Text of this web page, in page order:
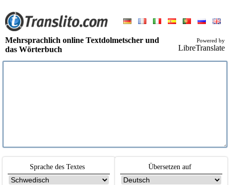
Mehrsprachlich online Textdolmetscher und
das Wörterbuch
Powered by
LibreTranslate
Sprache des Textes Übersetzen auf